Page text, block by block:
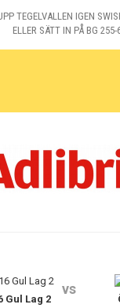
TEGELVALLEN IGEN
ELLER SÄTT IN PÅ BG 255-
Gul Lag 2
vs